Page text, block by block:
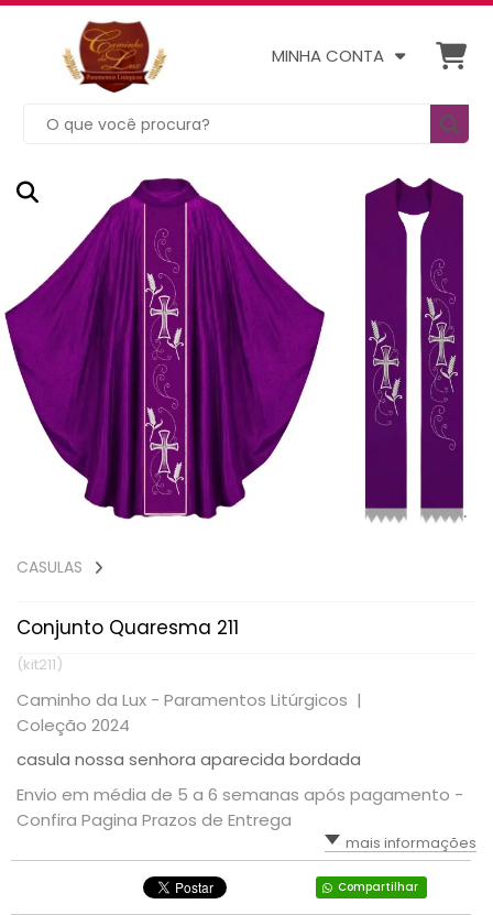
MINHA CONTA
CASULAS
Conjunto Quaresma 211
(kit211)
Caminho da Lux - Paramentos Litúrgicos |
Coleção 2024
casula nossa senhora aparecida bordada
Envio em média de 5 a 6 semanas após pagamento -
Confira Pagina Prazos de Entrega
mais informações
Compartilhar